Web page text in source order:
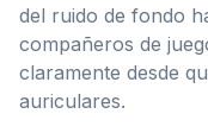
del ruido de fondo
compañeros de
claramente desde
auriculares.